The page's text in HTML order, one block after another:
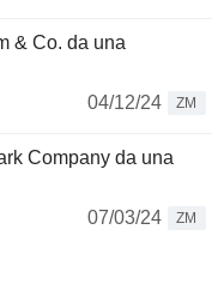
& Co. da una
04/12/24
ZM
Company da una
07/03/24
ZM